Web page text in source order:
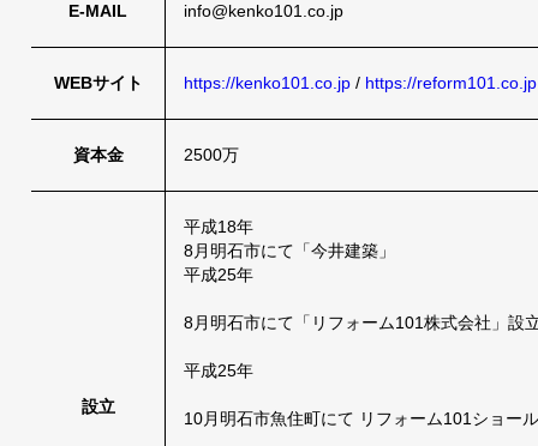
E-MAIL info@kenko101.co.jp
WEBサイト https://kenko101.co.jp / https://reform101.co.jp
資本金 2500万
設立
平成18年
8月明石市にて「今井建築」
平成25年
8月明石市にて「リフォーム101株式会社」設
平成25年
10月明石市魚住町にて リフォーム101ショー